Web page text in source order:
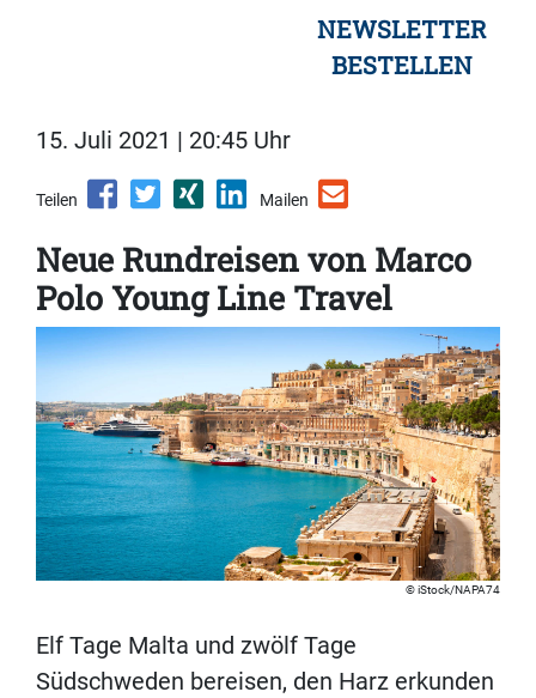
NEWSLETTER
BESTELLEN
15. Juli 2021 | 20:45 Uhr
Teilen Mailen
Neue Rundreisen von Marco
Polo Young Line Travel
iStock/NAPA74
Elf Tage Malta und zwölf Tage
Südschweden bereisen, den Harz erkunden